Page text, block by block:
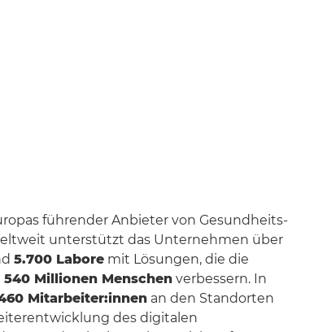
führender Anbieter von Gesundheits-
unterstützt das Unternehmen über
5.700 Labore mit Lösungen, die die
540 Millionen Menschen verbessern. In
Mitarbeiter:innen an den Standorten
des digitalen